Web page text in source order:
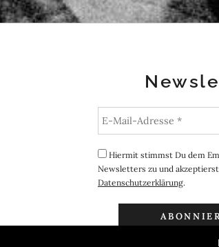
Hiermit stimmst Du dem
Newsletters zu und
Datenschutzerklärung.